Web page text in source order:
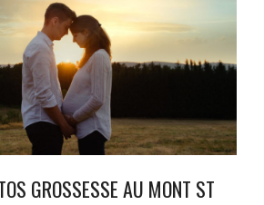
GROSSESSE AU MONT ST